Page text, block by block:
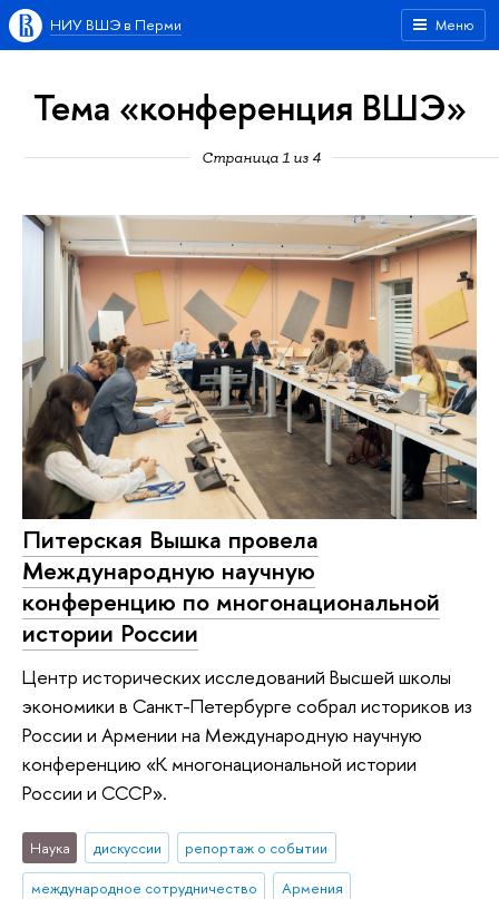
Меню
НИУ ВШЭ в Перми
Тема «конференция ВШЭ»
Страница 1 из 4
Питерская Вышка провела
Международную научную
конференцию по многонациональной
истории России
Центр исторических исследований Высшей школы
экономики в Санкт-Петербурге собрал историков из
России и Армении на Международную научную
конференцию «К многонациональной истории
России и СССР».
Наука дискуссии
репортаж о событии
международное сотрудничество
Армения